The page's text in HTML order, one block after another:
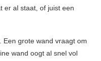
er al staat, of juist een
Een grote wand vraagt om
wand oogt al snel vol